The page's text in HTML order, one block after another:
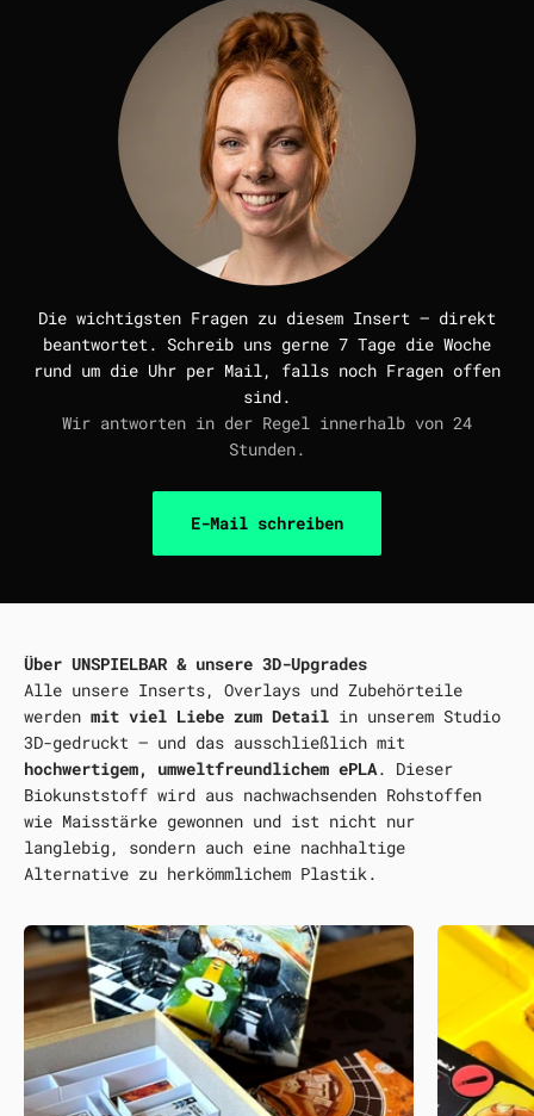
Die wichtigsten Fragen zu diesem Insert — direkt
beantwortet. Schreib uns gerne 7 Tage die Woche
rund um die Uhr per Mail, falls noch Fragen offen
sind.
Wir antworten in der Regel innerhalb von 24
Stunden.
E-Mail schreiben
Über UNSPIELBAR & unsere 3D-Upgrades
Alle unsere Inserts, Overlays und Zubehörteile
werden mit viel Liebe zum Detail in unserem Studio
3D-gedruckt – und das ausschließlich mit
hochwertigem, umweltfreundlichem ePLA. Dieser
Biokunststoff wird aus nachwachsenden Rohstoffen
wie Maisstärke gewonnen und ist nicht nur
langlebig, sondern auch eine nachhaltige
Alternative zu herkömmlichem Plastik.